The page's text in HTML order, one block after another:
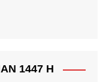
1447 H